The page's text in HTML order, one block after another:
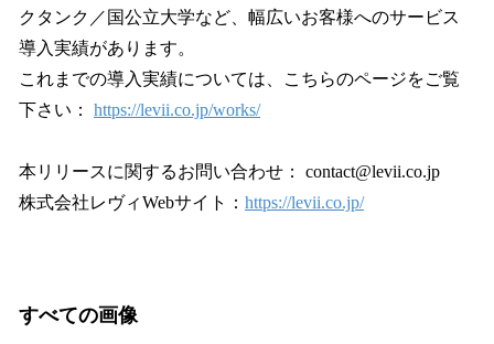
クタンク／国公立大学など、幅広いお客様へのサービス
導入実績があります。
これまでの導入実績については、こちらのページをご覧
下さい： https://levii.co.jp/works/
本リリースに関するお問い合わせ： contact@levii.co.jp
株式会社レヴィWebサイト： https://levii.co.jp/
すべての画像